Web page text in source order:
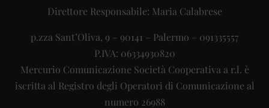
Direttore Responsabile: Maria Calabrese
p.zza Sant’Oliva, 9 – 90141 – Palermo – 091335557
P.IVA: 06334930820
Mercurio Comunicazione Società Cooperativa a r.l. è
iscritta al Registro degli Operatori di Comunicazione al
numero 26988